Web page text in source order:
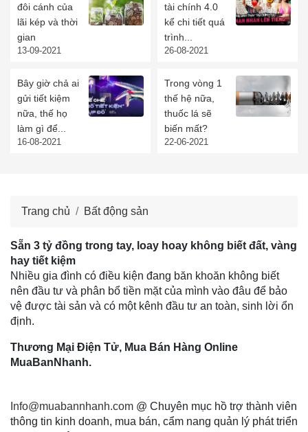
đôi cánh của
lãi kép và thời
gian
13-09-2021
tài chính 4.0
kể chi tiết quá
trình...
26-08-2021
Bây giờ chả ai
gửi tiết kiệm
nữa, thế họ
làm gì để...
16-08-2021
Trong vòng 1
thế hệ nữa,
thuốc lá sẽ
biến mất?
22-06-2021
Trang chủ Bất động sản
Sẵn 3 tỷ đồng trong tay, loay hoay không biết đất, vàng
hay tiết kiệm
Nhiều gia đình có điều kiện đang băn khoăn không biết
nên đầu tư và phân bổ tiền mặt của mình vào đâu để bảo
vệ được tài sản và có một kênh đầu tư an toàn, sinh lời ổn
định.
Thương Mại Điện Tử, Mua Bán Hàng Online
MuaBanNhanh.
Info@muabannhanh.com @ Chuyên mục hồ trợ thành viên
thông tin kinh doanh, mua bán, cẩm nang quản lý phát triển